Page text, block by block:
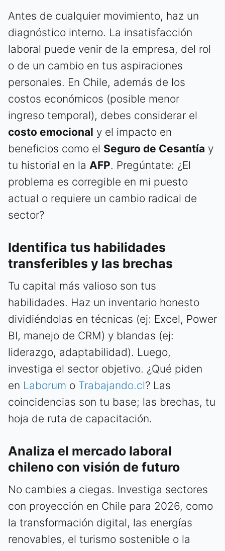
Antes de cualquier movimiento, haz un
diagnóstico interno. La insatisfacción
laboral puede venir de la empresa, del rol
o de un cambio en tus aspiraciones
personales. En Chile, además de los
costos económicos (posible menor
ingreso temporal), debes considerar el
costo emocional y el impacto en
beneficios como el Seguro de Cesantía y
tu historial en la AFP. Pregúntate: ¿El
problema es corregible en mi puesto
actual o requiere un cambio radical de
sector?
Identifica tus habilidades
transferibles y las brechas
Tu capital más valioso son tus
habilidades. Haz un inventario honesto
dividiéndolas en técnicas (ej: Excel, Power
BI, manejo de CRM) y blandas (ej:
liderazgo, adaptabilidad). Luego,
investiga el sector objetivo. ¿Qué piden
en Laborum o Trabajando.cl? Las
coincidencias son tu base; las brechas, tu
hoja de ruta de capacitación.
Analiza el mercado laboral
chileno con visión de futuro
No cambies a ciegas. Investiga sectores
con proyección en Chile para 2026, como
la transformación digital, las energías
renovables, el turismo sostenible o la